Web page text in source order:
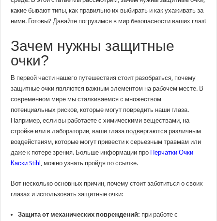
какие бывают типы, как правильно их выбирать и как ухаживать за
ними. Готовы? Давайте погрузимся в мир безопасности ваших глаз!
Зачем нужны защитные
очки?
В первой части нашего путешествия стоит разобраться, почему
защитные очки являются важным элементом на рабочем месте. В
современном мире мы сталкиваемся с множеством
потенциальных рисков, которые могут повредить наши глаза.
Например, если вы работаете с химическими веществами, на
стройке или в лаборатории, ваши глаза подвергаются различным
воздействиям, которые могут привести к серьезным травмам или
даже к потере зрения. Больше информации про Перчатки Очки
Каски Stihl , можно узнать пройдя по ссылке.
Вот несколько основных причин, почему стоит заботиться о своих
глазах и использовать защитные очки:
Защита от механических повреждений: при работе с